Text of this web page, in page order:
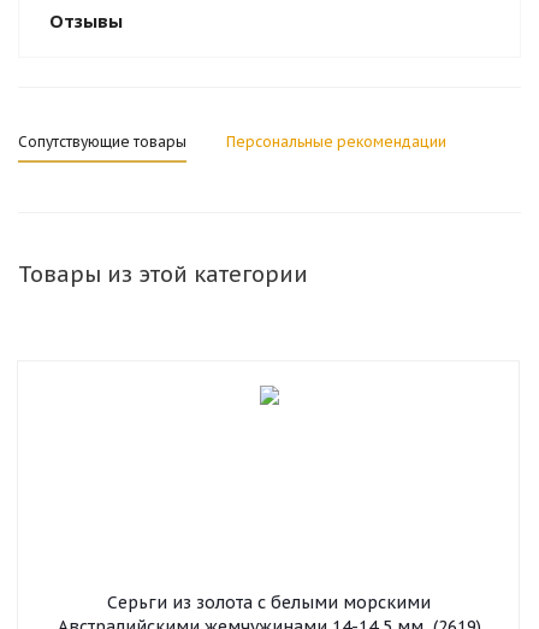
Отзывы
Сопутствующие товары Персональные рекомендации
Товары из этой категории
Серьги из золота с белыми морскими